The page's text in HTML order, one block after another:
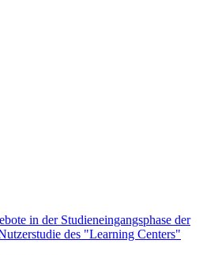
in der Studieneingangsphase der
des "Learning Centers"